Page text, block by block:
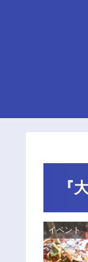
『
イベント